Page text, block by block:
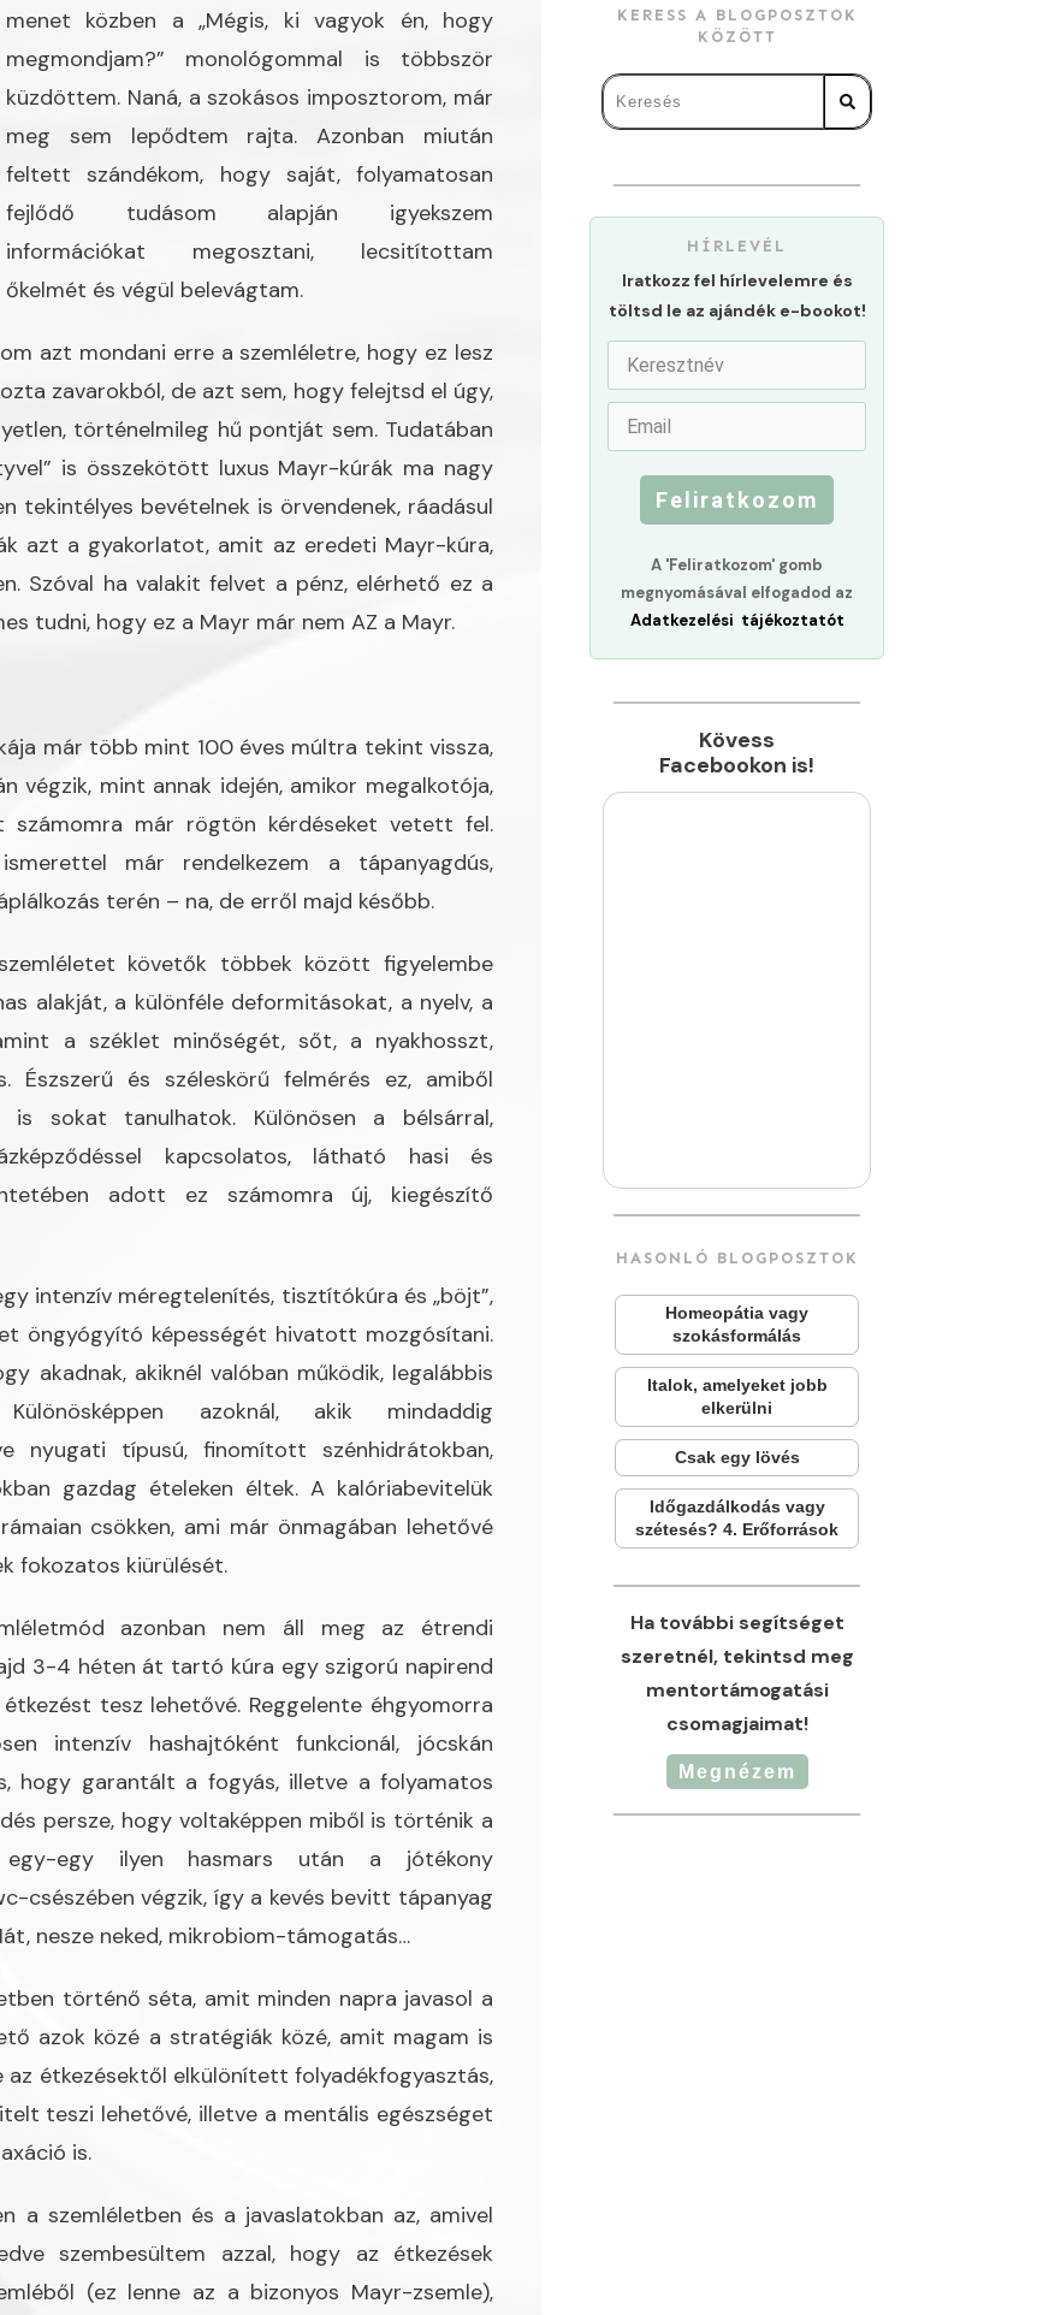
menet közben a „Mégis, ki vagyok én, hogy
megmondjam?” monológommal is többször
küzdöttem. Naná, a szokásos imposztorom, már
meg sem lepődtem rajta. Azonban miután
feltett szándékom, hogy saját, folyamatosan
fejlődő tudásom alapján igyekszem
információkat megosztani, lecsitítottam
őkelmét és végül belevágtam.
azt mondani erre a szemléletre, hogy ez lesz
zavarokból, de azt sem, hogy felejtsd el úgy,
történelmileg hű pontját sem. Tudatában
is összekötött luxus Mayr-kúrák ma nagy
tekintélyes bevételnek is örvendenek, ráadásul
azt a gyakorlatot, amit az eredeti Mayr-kúra,
Szóval ha valakit felvet a pénz, elérhető ez a
tudni, hogy ez a Mayr már nem AZ a Mayr.
már több mint 100 éves múltra tekint vissza,
végzik, mint annak idején, amikor megalkotója,
már rögtön kérdéseket vetett fel.
már rendelkezem a tápanyagdús,
terén – na, de erről majd később.
követők többek között figyelembe
alakját, a különféle deformitásokat, a nyelv, a
a széklet minőségét, sőt, a nyakhosszt,
Észszerű és széleskörű felmérés ez, amiből
is sokat tanulhatok. Különösen a bélsárral,
kapcsolatos, látható hasi és
adott ez számomra új, kiegészítő
intenzív méregtelenítés, tisztítókúra és „böjt”,
öngyógyító képességét hivatott mozgósítani.
akadnak, akiknél valóban működik, legalábbis
azoknál, akik mindaddig
nyugati típusú, finomított szénhidrátokban,
gazdag ételeken éltek. A kalóriabevitelük
csökken, ami már önmagában lehetővé
fokozatos kiürülését.
azonban nem áll meg az étrendi
3-4 héten át tartó kúra egy szigorú napirend
tesz lehetővé. Reggelente éhgyomorra
intenzív hashajtóként funkcionál, jócskán
hogy garantált a fogyás, illetve a folyamatos
persze, hogy voltaképpen miből is történik a
egy-egy ilyen hasmars után a jótékony
csészében végzik, így a kevés bevitt tápanyag
nesze neked, mikrobiom-támogatás…
történő séta, amit minden napra javasol a
azok közé a stratégiák közé, amit magam is
étkezésektől elkülönített folyadékfogyasztás,
teszi lehetővé, illetve a mentális egészséget
is.
a szemléletben és a javaslatokban az, amivel
szembesültem azzal, hogy az étkezések
(ez lenne az a bizonyos Mayr-zsemle),
KERESS A BLOGPOSZTOK
KÖZÖTT
HÍRLEVÉL
Iratkozz fel hírlevelemre és
töltsd le az ajándék e-bookot!
Feliratkozom
A 'Feliratkozom' gomb
megnyomásával elfogadod az
Adatkezelési tájékoztatót
Kövess
Facebookon is!
HASONLÓ BLOGPOSZTOK
Homeopátia vagy
szokásformálás
Italok, amelyeket jobb
elkerülni
Csak egy lövés
Időgazdálkodás vagy
szétesés? 4. Erőforrások
Ha további segítséget
szeretnél, tekintsd meg
mentortámogatási
csomagjaimat!
Megnézem